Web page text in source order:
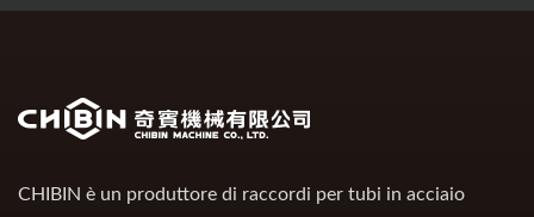
CHIBIN è un produttore di raccordi per tubi in acciaio